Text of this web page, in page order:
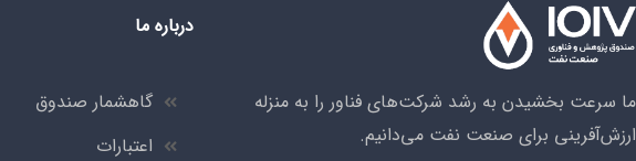
ما سرعت بخشیدن به رشد شرکت‌های فناور را به منزله
ارزش‌آفرینی برای صنعت نفت می‌دانیم.
درباره ما
گاهشمار صندوق
اعتبارات